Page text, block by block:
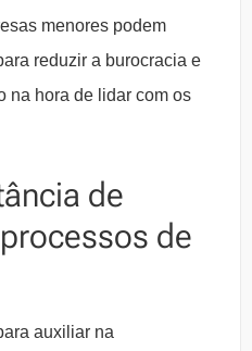
menores podem
reduzir a burocracia e
na hora de lidar com os
de
de
auxiliar na